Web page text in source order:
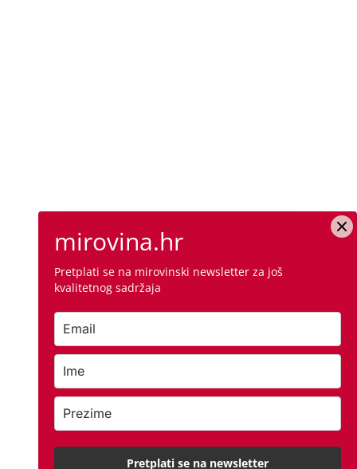
mirovina.hr
Pretplati se na mirovinski newsletter za još
kvalitetnog sadržaja
Pretplati se na newsletter